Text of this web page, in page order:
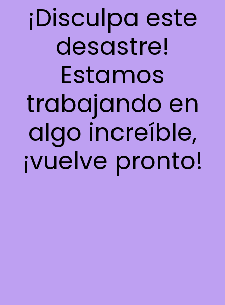
¡Disculpa este
desastre!
Estamos
trabajando en
algo increíble,
¡vuelve pronto!